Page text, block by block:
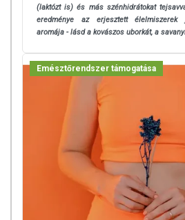
(laktózt is) és más szénhidrátokat
eredménye az erjesztett élelmiszerek
aromája - lásd a kovászos uborkát, a
Emésztőrendszer támogatása